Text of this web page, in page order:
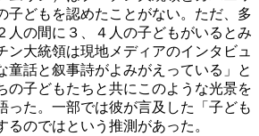
子どもを認めたことがない。ただ、多
人の間に３、４人の子どもがいるとみ
ン大統領は現地メディアのインタビュ
童話と叙事詩がよみがえっている」と
の子どもたちと共にこのような光景を
った。一部では彼が言及した「子ども
るのではという推測があった。